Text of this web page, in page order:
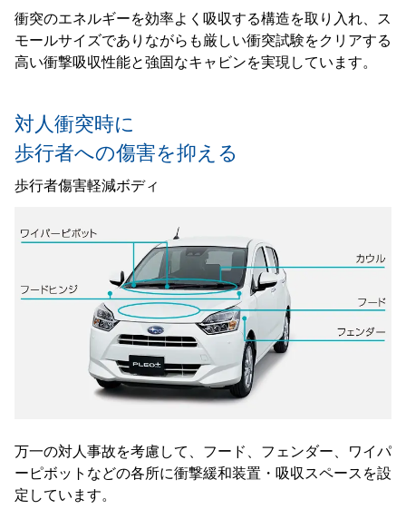
衝突のエネルギーを効率よく吸収する構造を取り入れ、ス
モールサイズでありながらも厳しい衝突試験をクリアする
高い衝撃吸収性能と強固なキャビンを実現しています。
対人衝突時に
歩行者への傷害を抑える
歩行者傷害軽減ボディ
万一の対人事故を考慮して、フード、フェンダー、ワイパ
ーピボットなどの各所に衝撃緩和装置・吸収スペースを設
定しています。